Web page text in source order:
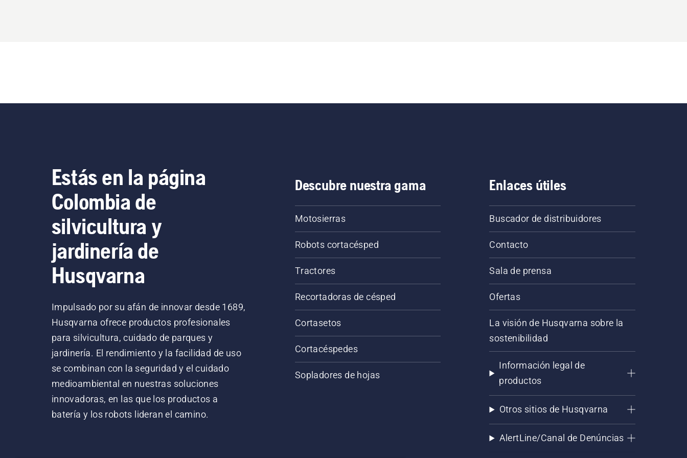
Estás en la página
Colombia de
silvicultura y
jardinería de
Husqvarna
Impulsado por su afán de innovar desde 1689,
Husqvarna ofrece productos profesionales
para silvicultura, cuidado de parques y
jardinería. El rendimiento y la facilidad de uso
se combinan con la seguridad y el cuidado
medioambiental en nuestras soluciones
innovadoras, en las que los productos a
batería y los robots lideran el camino.
Descubre nuestra gama
Motosierras
Robots cortacésped
Tractores
Recortadoras de césped
Cortasetos
Cortacéspedes
Sopladores de hojas
Enlaces útiles
Buscador de distribuidores
Contacto
Sala de prensa
Ofertas
La visión de Husqvarna sobre la
sostenibilidad
Información legal de
productos
Otros sitios de Husqvarna
AlertLine/Canal de Denúncias